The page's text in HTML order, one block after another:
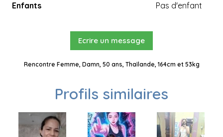
Enfants
Pas d'enfant
Ecrire un message
Rencontre Femme, Damn, 50 ans, Thaïlande, 164cm et 53kg
Profils similaires